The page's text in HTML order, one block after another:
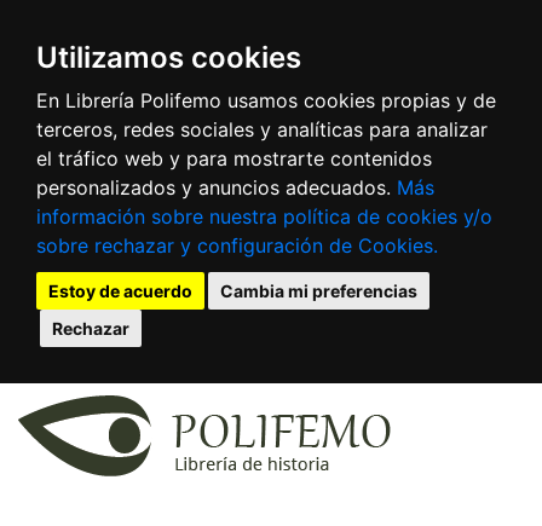
Utilizamos cookies
En Librería Polifemo usamos cookies propias y de
terceros, redes sociales y analíticas para analizar
el tráfico web y para mostrarte contenidos
personalizados y anuncios adecuados. Más
información sobre nuestra política de cookies y/o
sobre rechazar y configuración de Cookies.
Estoy de acuerdo
Cambia mi preferencias
Rechazar